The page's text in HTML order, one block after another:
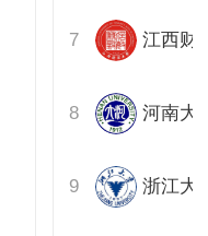
江西财
河南大